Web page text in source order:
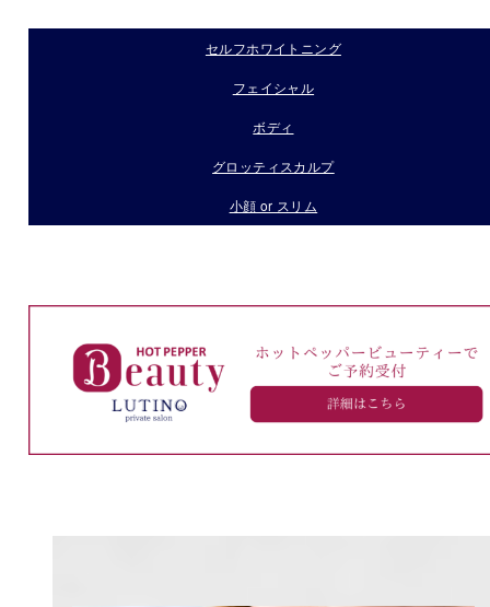
セルフホワイトニング
フェイシャル
ボディ
グロッティスカルプ
小顔 or スリム